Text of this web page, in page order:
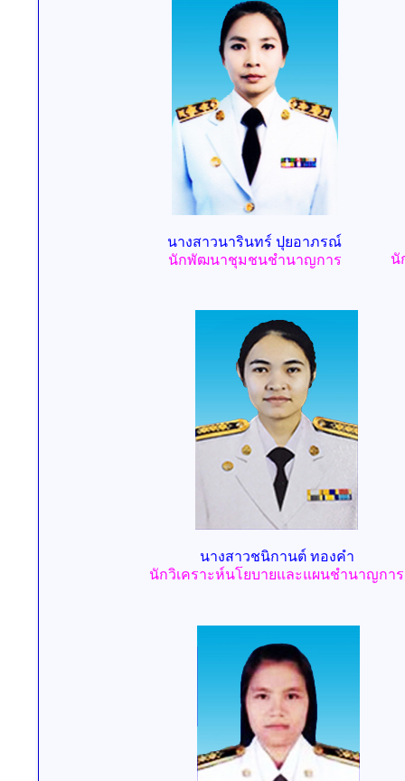
นางสาวนารินทร์ ปุยอาภรณ์
นักพัฒนาชุมชนชำนาญการ
นั
นางสาวชนิกานต์ ทองคำ
นักวิเคราะห์นโยบายและแผนชำนาญการ